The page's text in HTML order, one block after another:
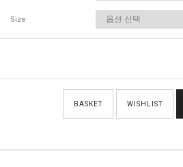
Size
BASKET WISHLIST